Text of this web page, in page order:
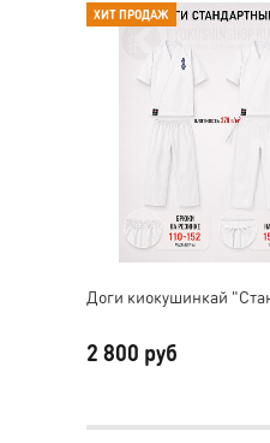
ХИТ ПРОДАЖ
Доги киокушинкай
2 800 руб